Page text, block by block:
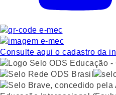
Consulte aqui o cadastro da